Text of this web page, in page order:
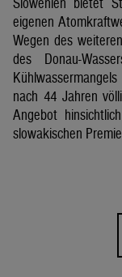
eigenen
Wegen des
des Donau-
nach 44 Jahren
Angebot
slowakischen